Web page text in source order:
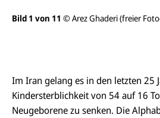
Bild 1 von 11 © Arez Ghaderi (freier
Im Iran gelang es in den letzten 25
Kindersterblichkeit von 54 auf 16
Neugeborene zu senken. Die